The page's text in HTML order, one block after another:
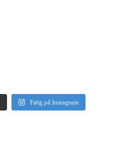
Følg på Instagram